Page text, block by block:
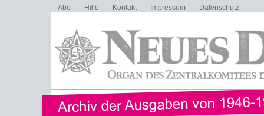
Abo Hilfe Kontakt Impressum Datenschutz